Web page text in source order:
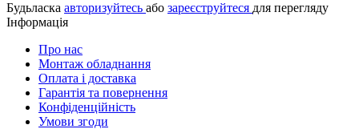
Будьласка авторизуйтесь або зареєструйтеся для перегляду
Інформація
Про нас
Монтаж обладнання
Оплата і доставка
Гарантія та повернення
Конфіденційність
Умови згоди